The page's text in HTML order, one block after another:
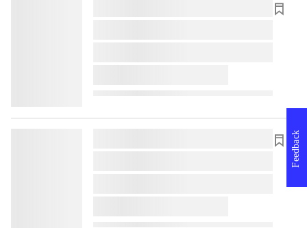
lorem ipsum dolor sit amet ...
lorem ipsum dolor sit amet ...
lorem ipsum dolor sit amet ...
lorem ipsum dolor sit amet ...
Feedback